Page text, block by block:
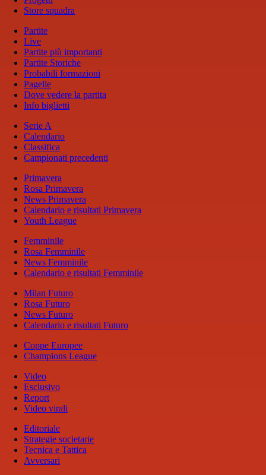
Store squadra
Partite
Live
Partite più importanti
Partite Storiche
Probabili formazioni
Pagelle
Dove vedere la partita
Info biglietti
Serie A
Calendario
Classifica
Campionati precedenti
Primavera
Rosa Primavera
News Primavera
Calendario e risultati Primavera
Youth League
Femminile
Rosa Femminile
News Femminile
Calendario e risultati Femminile
Milan Futuro
Rosa Futuro
News Futuro
Calendario e risultati Futuro
Coppe Europee
Champions League
Video
Esclusivo
Report
Video virali
Editoriale
Strategie societarie
Tecnica e Tattica
Avversari